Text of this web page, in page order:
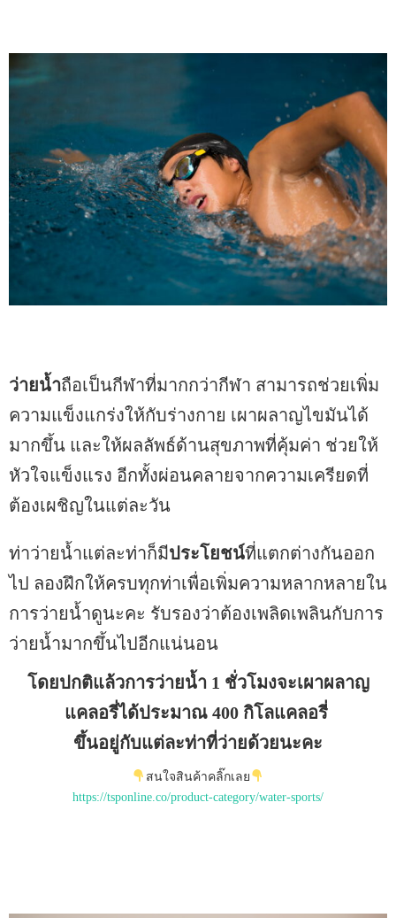
ว่ายน้ำถือเป็นกีฬาที่มากกว่ากีฬา สามารถช่วยเพิ่ม
ความแข็งแกร่งให้กับร่างกาย เผาผลาญไขมันได้
มากขึ้น และให้ผลลัพธ์ด้านสุขภาพที่คุ้มค่า ช่วยให้
หัวใจแข็งแรง อีกทั้งผ่อนคลายจากความเครียดที่
ต้องเผชิญในแต่ละวัน
ท่าว่ายน้ำแต่ละท่าก็มีประโยชน์ที่แตกต่างกันออก
ไป ลองฝึกให้ครบทุกท่าเพื่อเพิ่มความหลากหลายใน
การว่ายน้ำดูนะคะ รับรองว่าต้องเพลิดเพลินกับการ
ว่ายน้ำมากขึ้นไปอีกแน่นอน
โดยปกติแล้วการว่ายน้ำ 1 ชั่วโมงจะเผาผลาญ
แคลอรี่ได้ประมาณ 400 กิโลแคลอรี่
ขึ้นอยู่กับแต่ละท่าที่ว่ายด้วยนะคะ
สนใจสินค้าคลิ๊กเลย
https://tsponline.co/product-category/water-sports/